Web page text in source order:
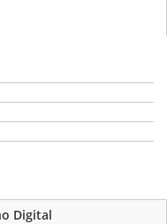
Digital